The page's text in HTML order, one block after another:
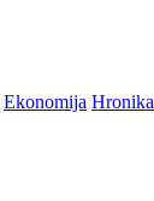
Ekonomija Hronika